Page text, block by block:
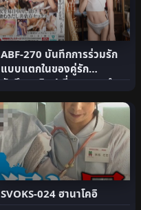
ABF-270 บันทึกการร่วมรัก
แบบแตกในของคู่รัก
นักศึกษาศิลปะที่ถูกครอบงำ.
SVOKS-024 ฮานาโคอิ